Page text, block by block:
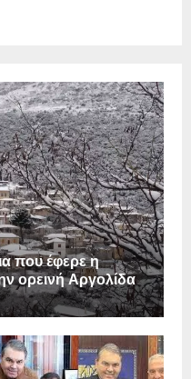
που έφερε η
ορεινή Αργολίδα